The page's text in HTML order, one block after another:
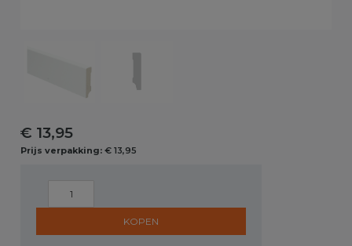
€ 13,95
Prijs verpakking: € 13,95
KOPEN